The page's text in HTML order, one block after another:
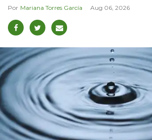
Mariana Torres García Aug 06, 2026